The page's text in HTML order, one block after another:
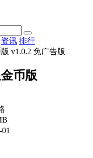
资讯 排行
币版